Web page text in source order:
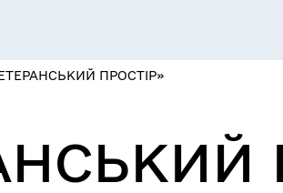
ПРОСТІР»